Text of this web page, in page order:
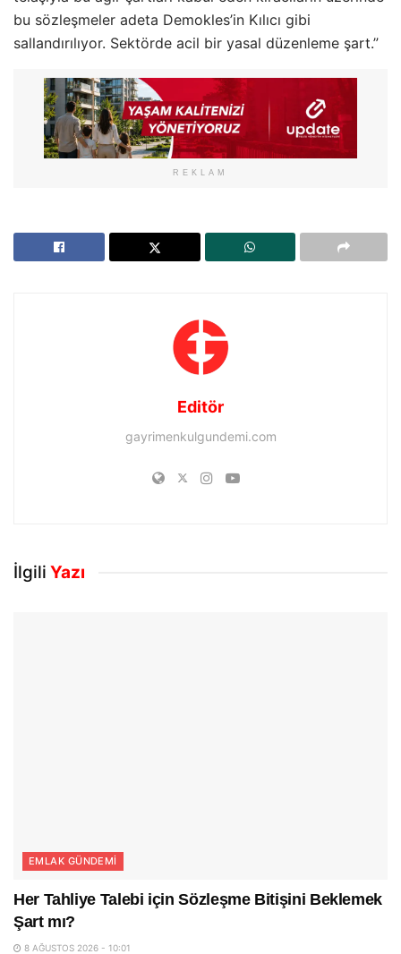
bu sözleşmeler adeta Demokles’in Kılıcı gibi
sallandırılıyor. Sektörde acil bir yasal düzenleme şart.”
REKLAM
Editör
gayrimenkulgundemi.com
İlgili Yazı
EMLAK GÜNDEMI
Her Tahliye Talebi için Sözleşme Bitişini Beklemek
Şart mı?
8 AĞUSTOS 2026 - 10:01